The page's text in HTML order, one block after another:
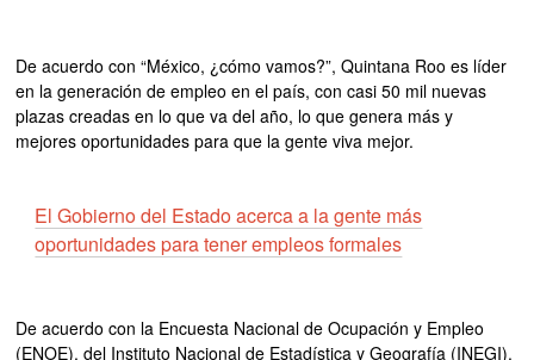
De acuerdo con “México, ¿cómo vamos?”, Quintana Roo es líder
en la generación de empleo en el país, con casi 50 mil nuevas
plazas creadas en lo que va del año, lo que genera más y
mejores oportunidades para que la gente viva mejor.
El Gobierno del Estado acerca a la gente más
oportunidades para tener empleos formales
De acuerdo con la Encuesta Nacional de Ocupación y Empleo
(ENOE), del Instituto Nacional de Estadística y Geografía (INEGI),